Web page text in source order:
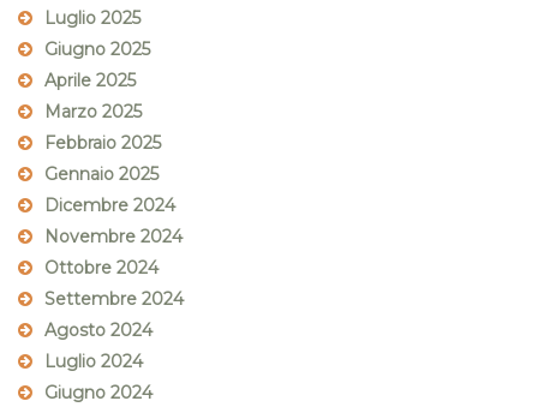
Luglio 2025
Giugno 2025
Aprile 2025
Marzo 2025
Febbraio 2025
Gennaio 2025
Dicembre 2024
Novembre 2024
Ottobre 2024
Settembre 2024
Agosto 2024
Luglio 2024
Giugno 2024